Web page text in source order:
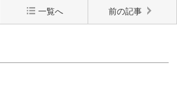
一覧へ 前の記事